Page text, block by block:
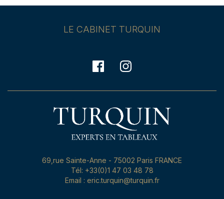
LE CABINET TURQUIN
69,rue Sainte-Anne - 75002 Paris FRANCE
Tél: +33(0)1 47 03 48 78
Email : eric.turquin@turquin.fr